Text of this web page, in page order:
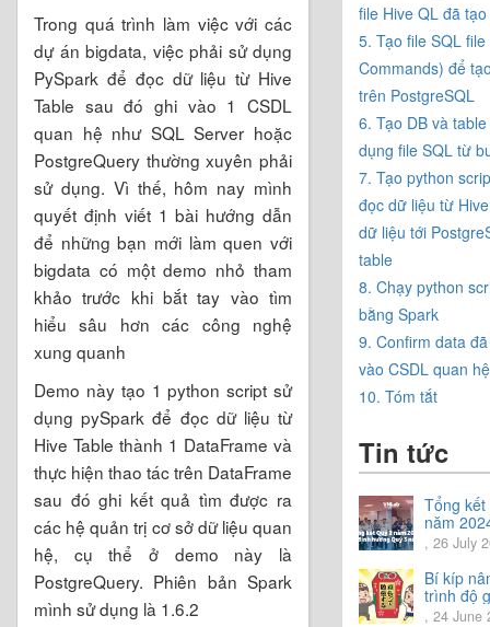
Trong quá trình làm việc với các
dự án bigdata, việc phải sử dụng
PySpark để đọc dữ liệu từ Hive
Table sau đó ghi vào 1 CSDL
quan hệ như SQL Server hoặc
PostgreQuery thường xuyên phải
sử dụng. Vì thế, hôm nay mình
quyết định viết 1 bài hướng dẫn
để những bạn mới làm quen với
bigdata có một demo nhỏ tham
khảo trước khi bắt tay vào tìm
hiểu sâu hơn các công nghệ
xung quanh
Demo này tạo 1 python script sử
dụng pySpark để đọc dữ liệu từ
Hive Table thành 1 DataFrame và
thực hiện thao tác trên DataFrame
sau đó ghi kết quả tìm được ra
các hệ quản trị cơ sở dữ liệu quan
hệ, cụ thể ở demo này là
PostgreQuery. Phiên bản Spark
mình sử dụng là 1.6.2
file Hive QL đã tạo
5. Tạo file SQL
Commands) để
trên PostgreSQL
6. Tạo DB và
dụng file SQL từ
7. Tạo python
đọc dữ liệu từ
dữ liệu tới
table
8. Chạy python
bằng Spark
9. Confirm data
vào CSDL quan hệ
10. Tóm tắt
Tin tức
Tổng kết
năm
Chia sẻ
hướng
năm
, 26 July
Bí kíp
trình độ
tiếng
, 24 June